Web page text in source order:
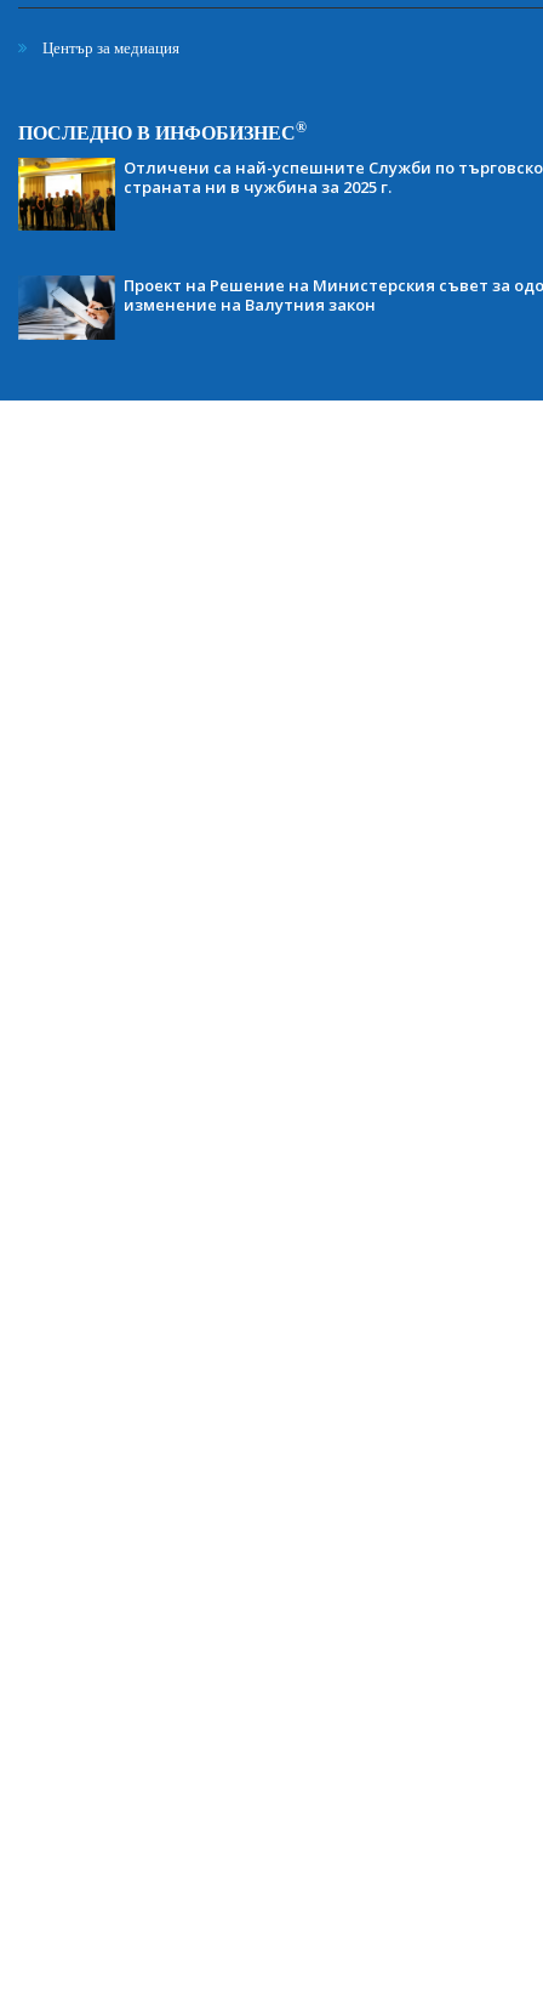
Център за медиация
ПОСЛЕДНО В ИНФОБИЗНЕС®
Отличени са най-успешните Служби по
страната ни в чужбина за 2025 г.
Проект на Решение на Министерския съвет за
изменение на Валутния закон